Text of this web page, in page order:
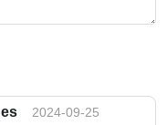
2024-09-25